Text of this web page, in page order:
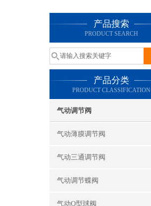
产品搜索
PRODUCT SEARCH
产品分类
PRODUCT CLASSIFICATION
气动调节阀
气动薄膜调节阀
气动三通调节阀
气动调节蝶阀
气动O型球阀